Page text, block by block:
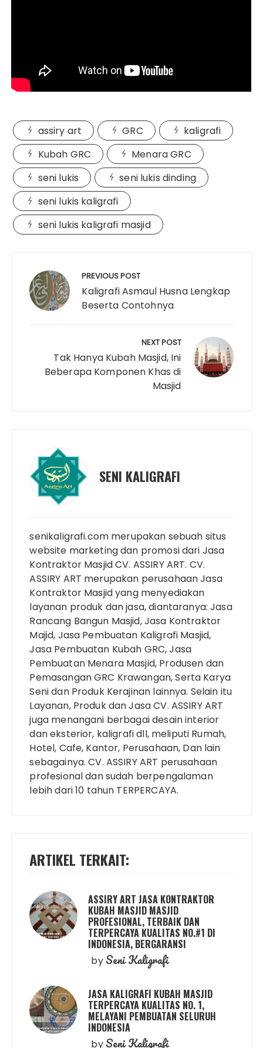
assiry art GRC
kaligrafi
Kubah GRC
Menara GRC
seni lukis
seni lukis dinding
seni lukis kaligrafi
seni lukis kaligrafi masjid
navigation PREVIOUS POST
Kaligrafi Asmaul Husna Lengkap
Beserta Contohnya
NEXT POST
Tak Hanya Kubah Masjid, Ini
Beberapa Komponen Khas di
Masjid
SENI KALIGRAFI
senikaligrafi.com merupakan sebuah situs
website marketing dan promosi dari Jasa
Kontraktor Masjid CV. ASSIRY ART. CV.
ASSIRY ART merupakan perusahaan Jasa
Kontraktor Masjid yang menyediakan
layanan produk dan jasa, diantaranya: Jasa
Rancang Bangun Masjid, Jasa Kontraktor
Majid, Jasa Pembuatan Kaligrafi Masjid,
Jasa Pembuatan Kubah GRC, Jasa
Pembuatan Menara Masjid, Produsen dan
Pemasangan GRC Krawangan, Serta Karya
Seni dan Produk Kerajinan lainnya. Selain itu
Layanan, Produk dan Jasa CV. ASSIRY ART
juga menangani berbagai desain interior
dan eksterior, kaligrafi dll, meliputi Rumah,
Hotel, Cafe, Kantor, Perusahaan, Dan lain
sebagainya. CV. ASSIRY ART perusahaan
profesional dan sudah berpengalaman
lebih dari 10 tahun TERPERCAYA.
ARTIKEL TERKAIT:
ASSIRY ART JASA KONTRAKTOR
KUBAH MASJID MASJID
PROFESIONAL, TERBAIK DAN
TERPERCAYA KUALITAS NO.#1 DI
INDONESIA, BERGARANSI
by Seni Kaligrafi
JASA KALIGRAFI KUBAH MASJID
TERPERCAYA KUALITAS NO. 1,
MELAYANI PEMBUATAN SELURUH
INDONESIA
by Seni Kaligrafi